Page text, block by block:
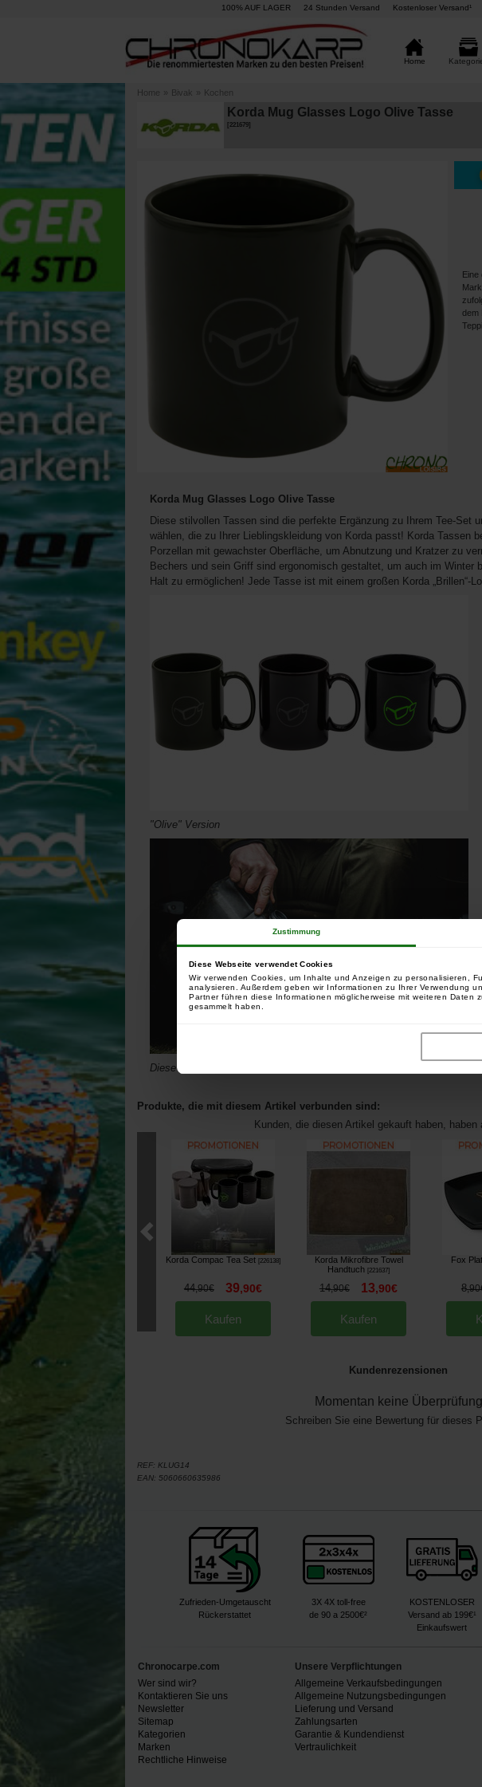
Zustimmung
Diese Webseite verwendet Cookies
Wir verwenden Cookies, um Inhalte und Anzeigen zu personalisieren,
analysieren. Außerdem geben wir Informationen zu Ihrer Verwendung
Partner führen diese Informationen möglicherweise mit weiteren
gesammelt haben.
100% AUF LAGER 24 Stunden Versand Kostenloser Versand¹
Home
Home » Bivak » Kochen
Korda Mug Glasses Logo Olive Tasse
221679]
dem
Korda Mug Glasses Logo Olive Tasse
Diese stilvollen Tassen sind die perfekte Ergänzung zu Ihrem Tee-Set
wählen, die zu Ihrer Lieblingskleidung von Korda passt! Korda Tassen
Porzellan mit gewachster Oberfläche, um Abnutzung und Kratzer zu
Bechers und sein Griff sind ergonomisch gestaltet, um auch im Winter
Halt zu ermöglichen! Jede Tasse ist mit einem großen Korda „Brillen“-
"Olive" Version
Diese stilvollen Tassen sind die perfekte Ergänzung für Ihr Tee- und
Produkte, die mit diesem Artikel verbunden sind:
Kunden, die diesen Artikel gekauft haben, haben
Korda Compac Tea Set [226138]
44,90€ 39,90€
Kaufen
Korda Mikrofibre Towel
Handtuch [221637]
14,90€ 13,90€
Kaufen
Fox
8,90
Kundenrezensionen
Momentan keine Überprüfung
Schreiben Sie eine Bewertung für dieses
REF: KLUG14
EAN: 5060660635986
Zufrieden-Umgetauscht
Rückerstattet
3X 4X toll-free
de 90 a 2500€²
KOSTENLOSER
Versand ab 199€¹
Einkaufswert
Chronocarpe.com
Wer sind wir?
Kontaktieren Sie uns
Newsletter
Sitemap
Kategorien
Marken
Rechtliche Hinweise
Unsere Verpflichtungen
Allgemeine Verkaufsbedingungen
Allgemeine Nutzungsbedingungen
Lieferung und Versand
Zahlungsarten
Garantie & Kundendienst
Vertraulichkeit